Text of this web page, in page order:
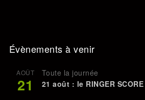
Évènements à venir
AOÛT
21
Toute la journée
21 août : le RINGER